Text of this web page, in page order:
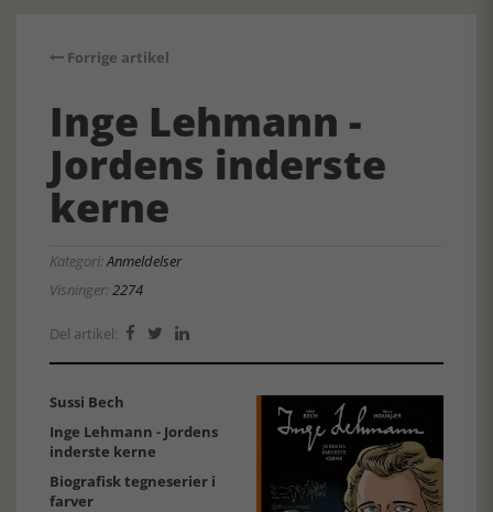
Forrige artikel
Inge Lehmann -
Jordens inderste
kerne
Kategori:Anmeldelser
Visninger:2274
Del artikel:   
Sussi Bech
Inge Lehmann - Jordens
inderste kerne
Biografisk tegneserier i
farver